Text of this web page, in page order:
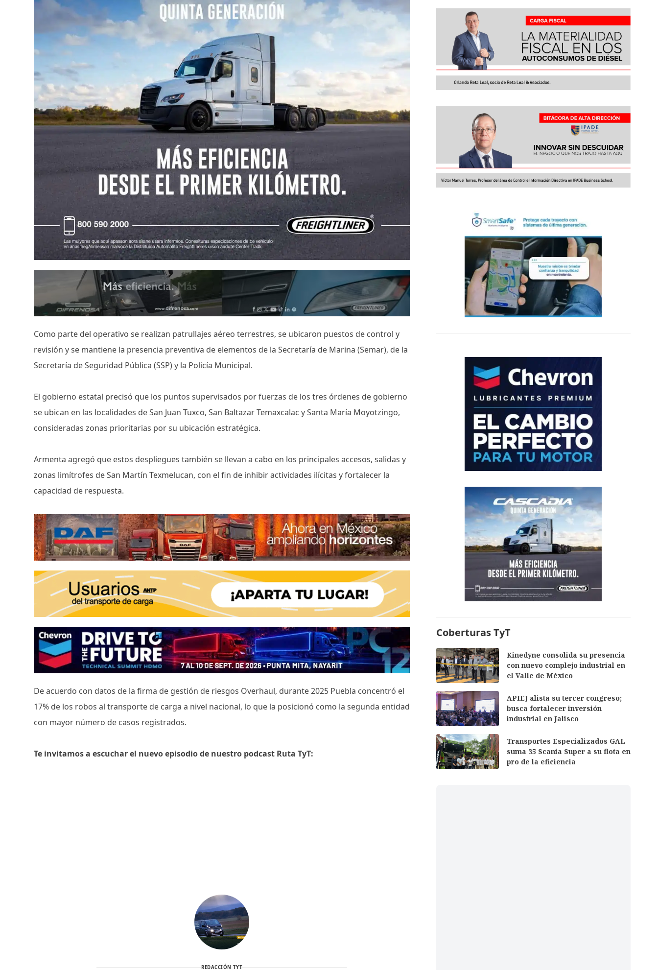
Como parte del operativo se realizan patrullajes aéreo terrestres, se ubicaron puestos de control y
revisión y se mantiene la presencia preventiva de elementos de la Secretaría de Marina (Semar), de la
Secretaría de Seguridad Pública (SSP) y la Policía Municipal.
El gobierno estatal precisó que los puntos supervisados por fuerzas de los tres órdenes de gobierno
se ubican en las localidades de San Juan Tuxco, San Baltazar Temaxcalac y Santa María Moyotzingo,
consideradas zonas prioritarias por su ubicación estratégica.
Armenta agregó que estos despliegues también se llevan a cabo en los principales accesos, salidas y
zonas limítrofes de San Martín Texmelucan, con el fin de inhibir actividades ilícitas y fortalecer la
capacidad de respuesta.
De acuerdo con datos de la firma de gestión de riesgos Overhaul, durante 2025 Puebla concentró el
17% de los robos al transporte de carga a nivel nacional, lo que la posicionó como la segunda entidad
con mayor número de casos registrados.
Te invitamos a escuchar el nuevo episodio de nuestro podcast Ruta TyT:
REDACCIÓN TYT
Coberturas TyT
Kinedyne consolida su presencia
con nuevo complejo industrial en
el Valle de México
APIEJ alista su tercer congreso;
busca fortalecer inversión
industrial en Jalisco
Transportes Especializados GAL
suma 35 Scania Super a su flota en
pro de la eficiencia